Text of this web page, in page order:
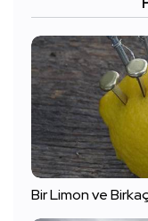
Bir Limon ve